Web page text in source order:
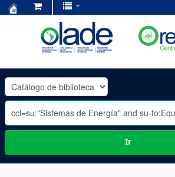
OLADE
-
Ir